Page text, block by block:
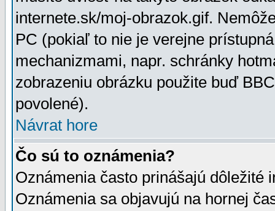
internete.sk/moj-obrazok.gif.
PC (pokiaľ to nie je verejne
mechanizmami, napr. schránky
zobrazeniu obrázku použite buď
povolené).
Návrat hore
Čo sú to oznámenia?
Oznámenia často prinášajú dôležité
Oznámenia sa objavujú na hornej